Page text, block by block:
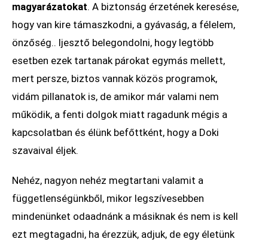
magyarázatokat. A biztonság érzetének keresése,
hogy van kire támaszkodni, a gyávaság, a félelem,
önzőség.. Ijesztő belegondolni, hogy legtöbb
esetben ezek tartanak párokat egymás mellett,
mert persze, biztos vannak közös programok,
vidám pillanatok is, de amikor már valami nem
működik, a fenti dolgok miatt ragadunk mégis a
kapcsolatban és élünk befőttként, hogy a Doki
szavaival éljek.
Nehéz, nagyon nehéz megtartani valamit a
függetlenségünkből, mikor legszívesebben
mindenünket odaadnánk a másiknak és nem is kell
ezt megtagadni, ha érezzük, adjuk, de egy életünk